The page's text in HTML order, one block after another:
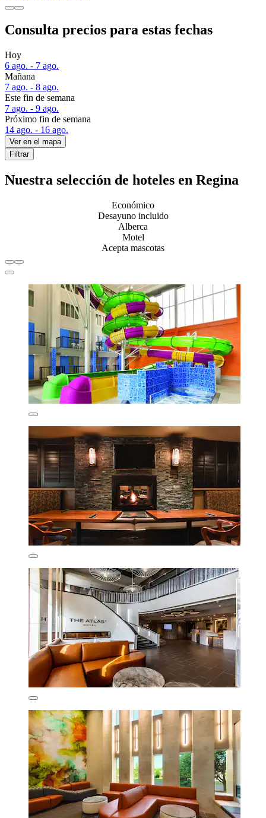
Consulta precios para estas fechas
Hoy
6 ago. - 7 ago.
Mañana
7 ago. - 8 ago.
Este fin de semana
7 ago. - 9 ago.
Próximo fin de semana
14 ago. - 16 ago.
Ver en el mapa
Filtrar
Nuestra selección de hoteles en Regina
Económico
Desayuno incluido
Alberca
Motel
Acepta mascotas